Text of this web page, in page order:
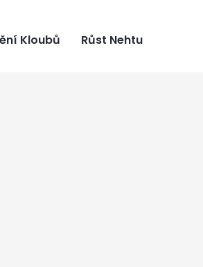
Kloubů Růst Nehtu